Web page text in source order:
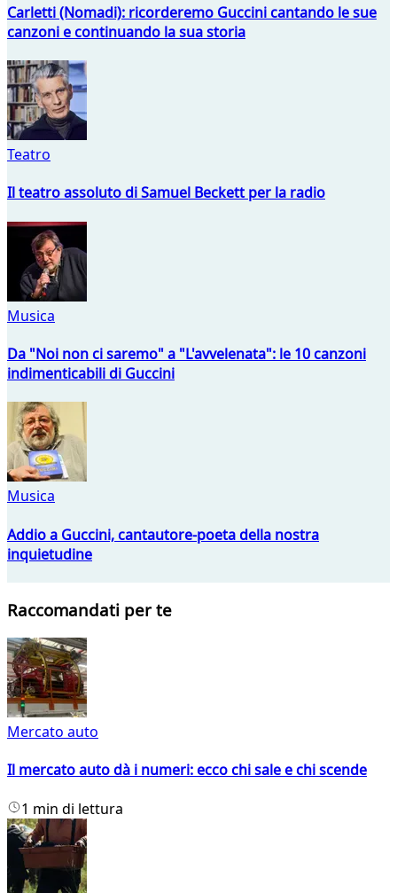
Carletti (Nomadi): ricorderemo Guccini cantando le sue
canzoni e continuando la sua storia
Teatro
Il teatro assoluto di Samuel Beckett per la radio
Musica
Da "Noi non ci saremo" a "L'avvelenata": le 10 canzoni
indimenticabili di Guccini
Musica
Addio a Guccini, cantautore-poeta della nostra
inquietudine
Raccomandati per te
Mercato auto
Il mercato auto dà i numeri: ecco chi sale e chi scende
1 min di lettura